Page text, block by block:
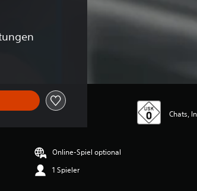
Chats,
Online-Spiel optional
1 Spieler